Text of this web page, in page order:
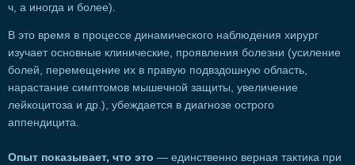
ч, а иногда и более).
В это время в процессе динамического наблюдения хирург
изучает основные клинические, проявления болезни (усиление
болей, перемещение их в правую подвздошную область,
нарастание симптомов мышечной защиты, увеличение
лейкоцитоза и др.), убеждается в диагнозе острого
аппендицита.
Опыт показывает, что это — единственно верная тактика при